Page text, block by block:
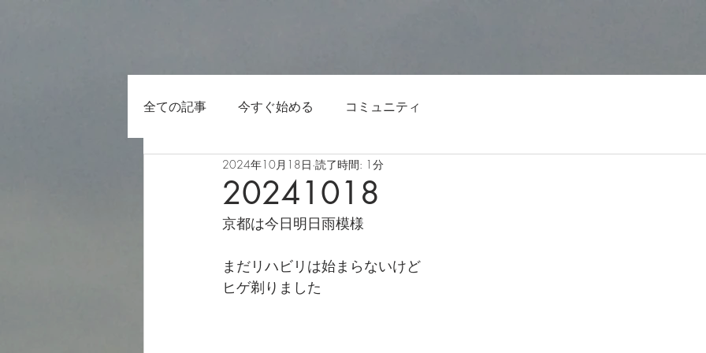
全ての記事 今すぐ始める コミュニティ
20241018
2024年10月18日 読了時間: 1分
京都は今日明日雨模様
まだリハビリは始まらないけど
ヒゲ剃りました